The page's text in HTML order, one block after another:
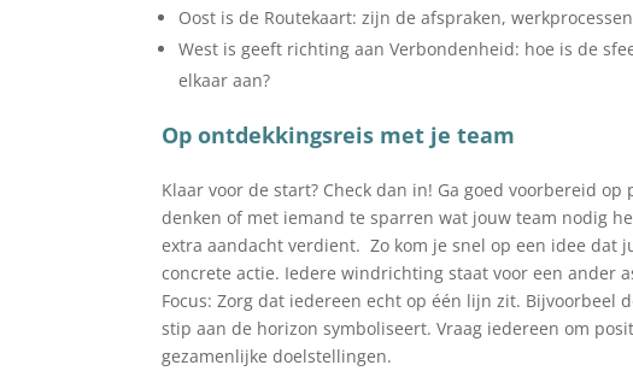
Oost is de Routekaart: zijn de afspraken,
West is geeft richting aan Verbondenheid: hoe is de
elkaar aan?
Op ontdekkingsreis met je team
Klaar voor de start? Check dan in! Ga goed voorbereid
denken of met iemand te sparren wat jouw team nodig
extra aandacht verdient. Zo kom je snel op een idee
concrete actie. Iedere windrichting staat voor een ander
Focus: Zorg dat iedereen echt op één lijn zit.
stip aan de horizon symboliseert. Vraag iedereen om
gezamenlijke doelstellingen.